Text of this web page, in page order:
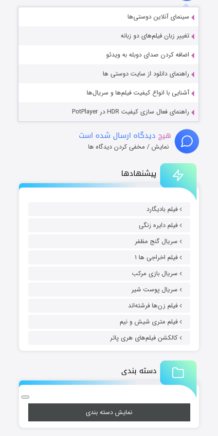
پیشنهادها
فیلم بادیگارد
فیلم دایره زنگی
سریال گنج مظفر
فیلم اخراجی ها ۱
سریال بازی مرکب
سریال پوست شیر
فیلم زن‌ها فرشته‌اند
فیلم متری شیش و نیم
کالکشن فیلم‌های هری پاتر
دسته بندی
نمایش دسته بندی
سینمای آنلاین دوستی‌ها
تغییر زبان فیلم‌های دو زبانه
اضافه کردن صدای دوبله به ویدئو
راهنمای دانلود از سایت دوستی ها
آشنایی با انواع کیفیت فیلم‌ها و سریال‌ها
راهنمای فعال سازی کیفیت HDR در PotPlayer
هیچ دیدگاه ارسال شده است
نمایش / مخفی کردن دیدگاه ها